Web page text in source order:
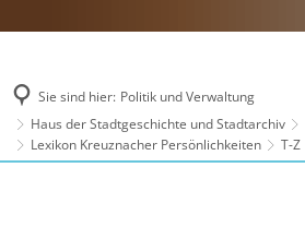
Sie sind hier: Politik und Verwaltung
Haus der Stadtgeschichte und Stadtarchiv
Lexikon Kreuznacher Persönlichkeiten
T-Z